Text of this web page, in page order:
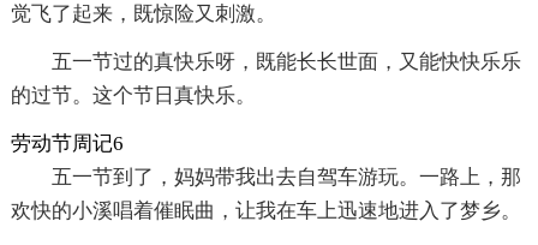
觉飞了起来，既惊险又刺激。
五一节过的真快乐呀，既能长长世面，又能快快乐乐
的过节。这个节日真快乐。
劳动节周记6
五一节到了，妈妈带我出去自驾车游玩。一路上，那
欢快的小溪唱着催眠曲，让我在车上迅速地进入了梦乡。